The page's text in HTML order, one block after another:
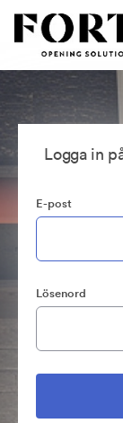
Logga in
E-post
Lösenord